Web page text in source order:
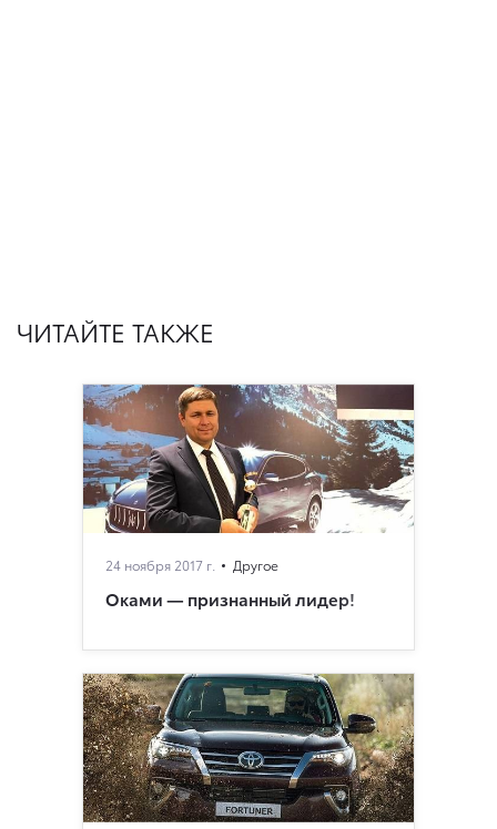
ЧИТАЙТЕ ТАКЖЕ
24 ноября 2017 г. Другое
Оками — признанный лидер!